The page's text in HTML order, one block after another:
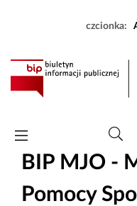
czcionka:
BIP MJO -
Pomocy